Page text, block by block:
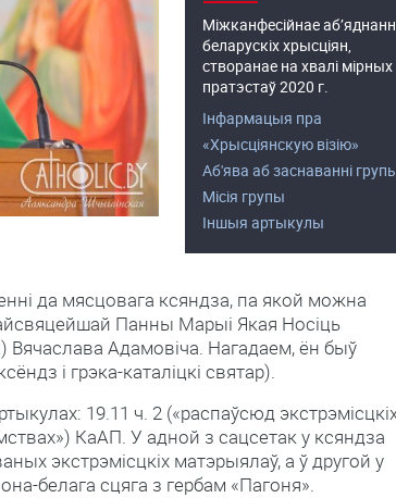
Міжканфесійнае
беларускіх хрысціян,
створанае на хвалі мірных
пратэстаў 2020 г.
Інфармацыя пра
«Хрысціянскую візію»
Аб'ява аб заснаванні
Місія групы
Іншыя артыкулы
да мясцовага ксяндза, па якой можна
Панны Марыі Якая Носіць
Вячаслава Адамовіча. Нагадаем, ён быў
і грэка-каталіцкі святар).
19.11 ч. 2 («распаўсюд
КаАП. У адной з сацсетак у ксяндза
экстрэмісцкіх матэрыялаў, а ў другой у
белага сцяга з гербам «Пагоня».